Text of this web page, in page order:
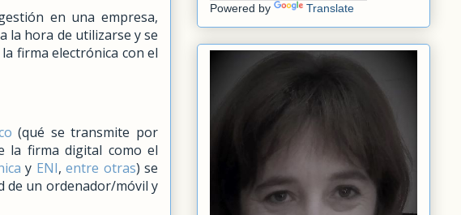
en una empresa,
la hora de utilizarse y se
firma electrónica con el
(qué se transmite por
la firma digital como el
y ENI,entre otras) se
de un ordenador/móvil y
Powered by Translate